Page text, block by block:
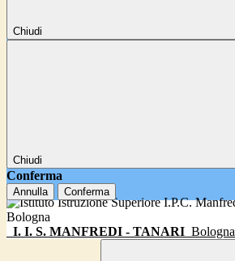
Chiudi
Chiudi
Conferma
Annulla Conferma
I. I. S. MANFREDI - TANARI Bologna